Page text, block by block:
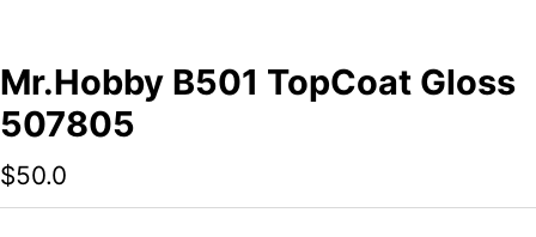
Mr.Hobby B501 TopCoat Gloss
507805
$50.0